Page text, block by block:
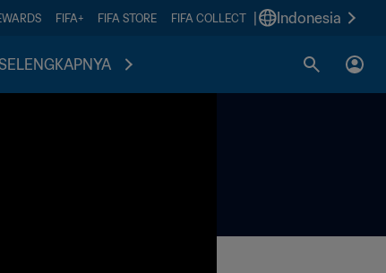
FIFA+ FIFA STORE FIFA COLLECT Indonesia